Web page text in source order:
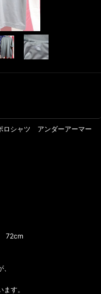
シャツ アンダーアーマー
72cm
す。